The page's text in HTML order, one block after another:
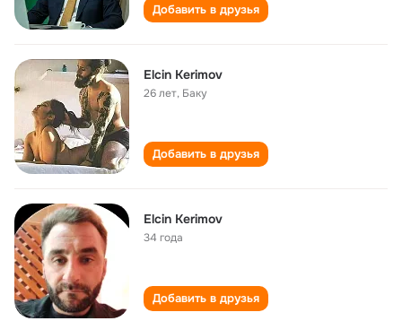
Добавить в друзья
Elcin Kerimov
26 лет, Баку
Добавить в друзья
Elcin Kerimov
34 года
Добавить в друзья